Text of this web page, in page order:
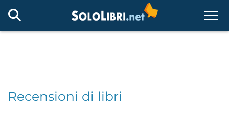
Recensioni di libri